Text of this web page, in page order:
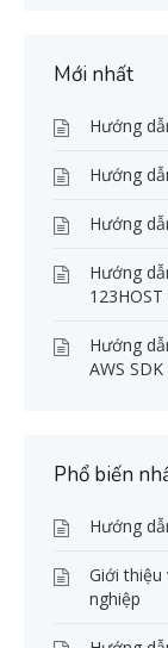
Mới nhất
Hướng
Hướng
Hướng
Hướng
Hướng
AWS SDK
Phổ biến
Hướng
Giới thiệu
nghiệp